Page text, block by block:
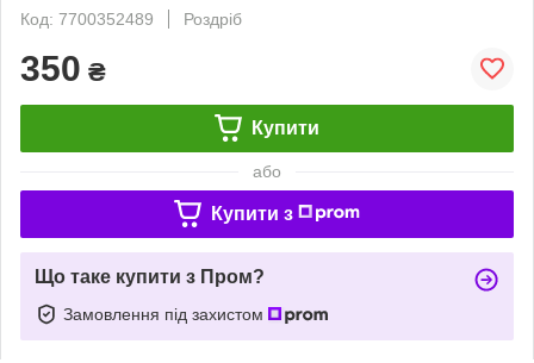
Код: 7700352489
Роздріб
350 ₴
Купити
або
Купити з
Що таке купити з Пром?
Замовлення під захистом